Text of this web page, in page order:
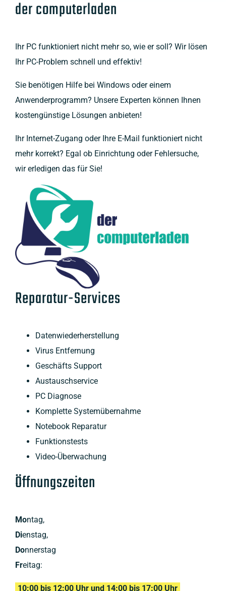
der computerladen
Ihr PC funktioniert nicht mehr so, wie er soll? Wir lösen
Ihr PC-Problem schnell und effektiv!
Sie benötigen Hilfe bei Windows oder einem
Anwenderprogramm? Unsere Experten können Ihnen
kostengünstige Lösungen anbieten!
Ihr Internet-Zugang oder Ihre E-Mail funktioniert nicht
mehr korrekt? Egal ob Einrichtung oder Fehlersuche,
wir erledigen das für Sie!
Reparatur-Services
Datenwiederherstellung
Virus Entfernung
Geschäfts Support
Austauschservice
PC Diagnose
Komplette Systemübernahme
Notebook Reparatur
Funktionstests
Video-Überwachung
Öffnungszeiten
Montag,
Dienstag,
Donnerstag
Freitag:
10:00 bis 12:00 Uhr und 14:00 bis 17:00 Uhr